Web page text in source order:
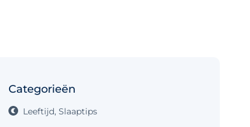
Categorieën
Leeftijd, Slaaptips